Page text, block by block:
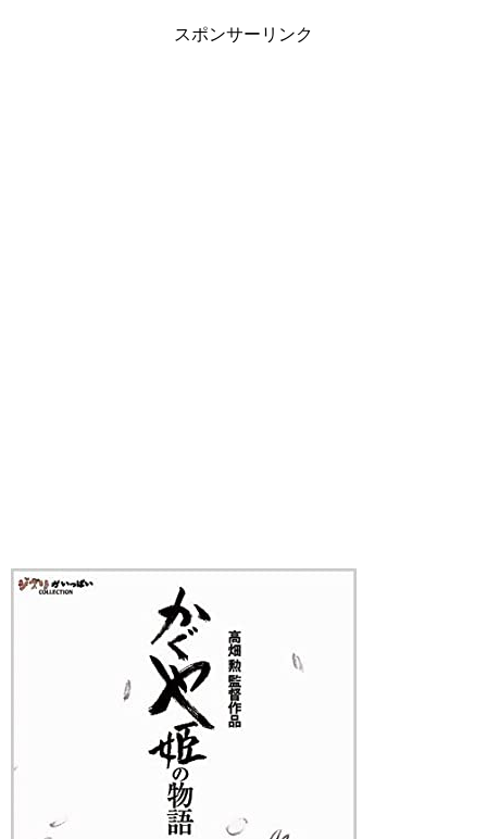
スポンサーリンク